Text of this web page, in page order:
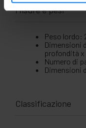
Misure e pesi
Peso lordo:
Dimensioni
profondità x
Numero di
Dimensioni
Classificazione